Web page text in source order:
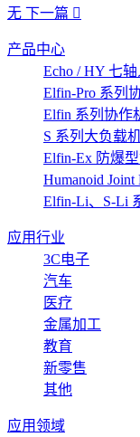
无 下一篇
产品中心
Echo / HY 七
Elfin-Pro 系列
Elfin 系列协作
S 系列大负载
Elfin-Ex 防爆
Humanoid
Elfin-Li、S-Li
应用行业
3C电子
汽车
医疗
金属加工
教育
新零售
其他
应用领域